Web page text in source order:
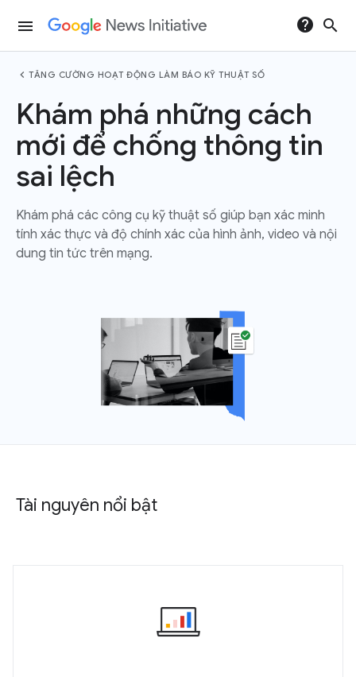
menu help search
chevron_left TĂNG CƯỜNG HOẠT ĐỘNG LÀM BÁO KỸ THUẬT SỐ
Khám phá những cách
mới để chống thông tin
sai lệch
Khám phá các công cụ kỹ thuật số giúp bạn xác minh
tính xác thực và độ chính xác của hình ảnh, video và nội
dung tin tức trên mạng.
Tài nguyên nổi bật